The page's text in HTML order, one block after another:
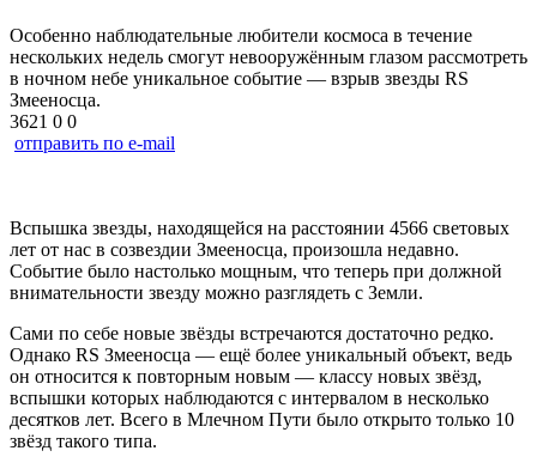
Особенно наблюдательные любители космоса в течение
нескольких недель смогут невооружённым глазом рассмотреть
в ночном небе уникальное событие — взрыв звезды RS
Змееносца.
3621 0 0
отправить по e-mail
Вспышка звезды, находящейся на расстоянии 4566 световых
лет от нас в созвездии Змееносца, произошла недавно.
Событие было настолько мощным, что теперь при должной
внимательности звезду можно разглядеть с Земли.
Сами по себе новые звёзды встречаются достаточно редко.
Однако RS Змееносца — ещё более уникальный объект, ведь
он относится к повторным новым — классу новых звёзд,
вспышки которых наблюдаются с интервалом в несколько
десятков лет. Всего в Млечном Пути было открыто только 10
звёзд такого типа.